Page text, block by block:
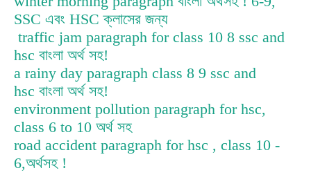
SSC এবং HSC ক্লাসের জন্য
traffic jam paragraph for class 10 8 ssc and
hsc বাংলা অর্থ সহ!
a rainy day paragraph class 8 9 ssc and
hsc বাংলা অর্থ সহ!
environment pollution paragraph for hsc,
class 6 to 10 অর্থ সহ
road accident paragraph for hsc , class 10 -
6,অর্থসহ !